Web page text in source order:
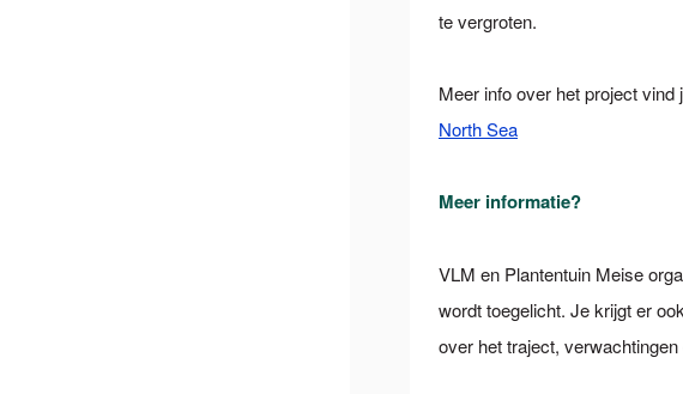
te vergroten.
Meer info over het project
North Sea
Meer informatie?
VLM en Plantentuin Meise
wordt toegelicht. Je krijgt er
over het traject,